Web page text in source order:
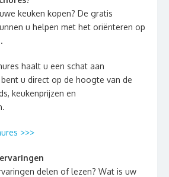
keuken kopen? De gratis
u helpen met het oriënteren op
haalt u een schat aan
u direct op de hoogte van de
keukenprijzen en
>>>
delen of lezen? Wat is uw